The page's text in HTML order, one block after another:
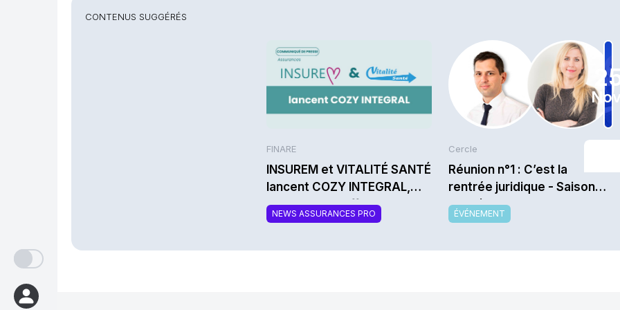
CONTENUS SUGGÉRÉS
FINARE
INSUREM et VITALITÉ SANTÉ
lancent COZY INTEGRAL,
une nouvelle offre de
complémentaire santé
NEWS ASSURANCES PRO
Cercle
Réunion n°1 : C’est la
rentrée juridique - Saison
2026/2027
ÉVÉNEMENT